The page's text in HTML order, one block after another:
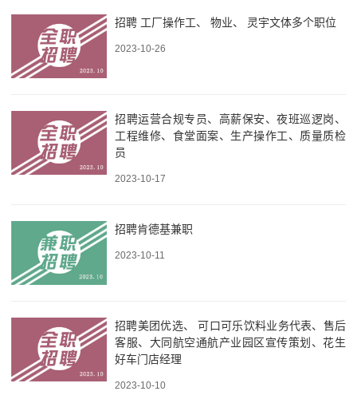
招聘 工厂操作工、 物业、 灵宇文体多个职位
2023-10-26
招聘运营合规专员、高薪保安、夜班巡逻岗、
工程维修、食堂面案、生产操作工、质量质检
员
2023-10-17
招聘肯德基兼职
2023-10-11
招聘美团优选、 可口可乐饮料业务代表、售后
客服、大同航空通航产业园区宣传策划、花生
好车门店经理
2023-10-10